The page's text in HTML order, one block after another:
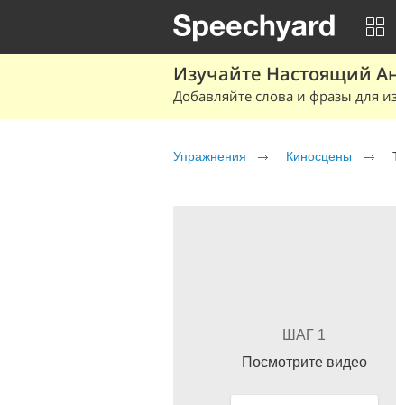
Изучайте Настоящий
Добавляйте слова и фразы для
Упражнения Киносцены
ШАГ 1
Посмотрите видео